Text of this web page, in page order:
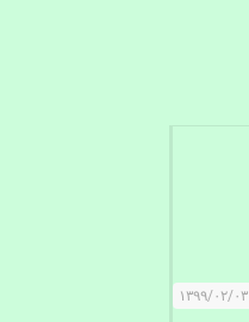
۱۳۹۹/۰۲/۰۳